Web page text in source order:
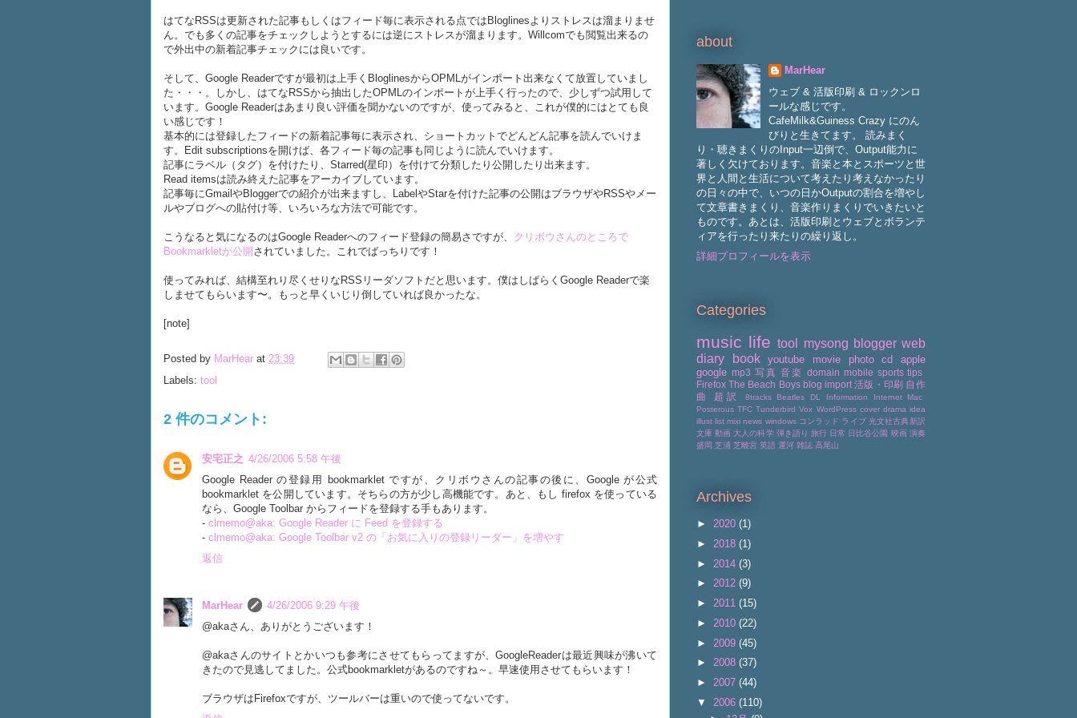
はてなRSSは更新された記事もしくはフィード毎に表示される点ではBloglinesよりストレスは溜まりませ
ん。でも多くの記事をチェックしようとするには逆にストレスが溜まります。Willcomでも閲覧出来るの
で外出中の新着記事チェックには良いです。
そして、Google Readerですが最初は上手くBloglinesからOPMLがインポート出来なくて放置していまし
た・・・。しかし、はてなRSSから抽出したOPMLのインポートが上手く行ったので、少しずつ試用して
います。Google Readerはあまり良い評価を聞かないのですが、使ってみると、これが僕的にはとても良
い感じです！
基本的には登録したフィードの新着記事毎に表示され、ショートカットでどんどん記事を読んでいけま
す。Edit subscriptionsを開けば、各フィード毎の記事も同じように読んでいけます。
記事にラベル（タグ）を付けたり、Starred(星印）を付けて分類したり公開したり出来ます。
Read itemsは読み終えた記事をアーカイブしています。
記事毎にGmailやBloggerでの紹介が出来ますし、LabelやStarを付けた記事の公開はブラウザやRSSやメー
ルやブログへの貼付け等、いろいろな方法で可能です。
こうなると気になるのはGoogle Readerへのフィード登録の簡易さですが、 クリボウさんのところで
Bookmarkletが公開 されていました。これでばっちりです！
使ってみれば、結構至れり尽くせりなRSSリーダソフトだと思います。僕はしばらくGoogle Readerで楽
しませてもらいます〜。もっと早くいじり倒していれば良かったな。
[note]
Posted by MarHear at 23:39
Labels: tool
2 件のコメント:
安宅正之 4/26/2006 5:58 午後
Google Reader の登録用 bookmarklet ですが、クリボウさんの記事の後に、Google が公式
bookmarklet を公開しています。そちらの方が少し高機能です。あと、もし firefox を使っている
なら、Google Toolbar からフィードを登録する手もあります。
- clmemo@aka: Google Reader に Feed を登録する
- clmemo@aka: Google Toolbar v2 の「お気に入りの登録リーダー」を増やす
返信
MarHear
4/26/2006 9:29 午後
@akaさん、ありがとうございます！
@akaさんのサイトとかいつも参考にさせてもらってますが、GoogleReaderは最近興味が沸いて
きたので見逃してました。公式bookmarkletがあるのですね～。早速使用させてもらいます！
ブラウザはFirefoxですが、ツールバーは重いので使ってないです。
about
MarHear
ウェブ & 活版印刷 & ロックンロ
ールな感じです。
CafeMilk&Guiness Crazy にのん
びりと生きてます。 読みまく
り・聴きまくりのInput一辺倒で、Output能力に
著しく欠けております。音楽と本とスポーツと世
界と人間と生活について考えたり考えなかったり
の日々の中で、いつの日かOutputの割合を増やし
て文章書きまくり、音楽作りまくりでいきたいと
ものです。あとは、活版印刷とウェブとボランテ
ィアを行ったり来たりの繰り返し。
詳細プロフィールを表示
Categories
music life tool mysong blogger web
diary
book youtube movie photo cd
apple
google mp3 写真 音楽 domain mobile sports tips
Firefox The Beach Boys blog import 活版・印刷 自作
曲
超訳 8tracks Beatles DL Information Internet
Mac
Posterous TFC Tunderbird Vox WordPress cover drama idea
illust list mixi news windows コンラッド ライブ 光文社古典新訳
文庫 動画 大人の科学 弾き語り 旅行 日常 日比谷公園 映画 演奏
盛岡 芝浦 芝離宮 英語 運河 雑誌 高尾山
Archives
► 2020 (1)
► 2018 (1)
► 2014 (3)
► 2012 (9)
► 2011 (15)
► 2010 (22)
► 2009 (45)
► 2008 (37)
► 2007 (44)
▼ 2006 (110)